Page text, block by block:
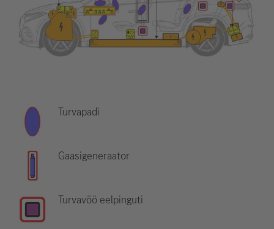
Turvapadi
Gaasigeneraator
Turvavöö eelpinguti